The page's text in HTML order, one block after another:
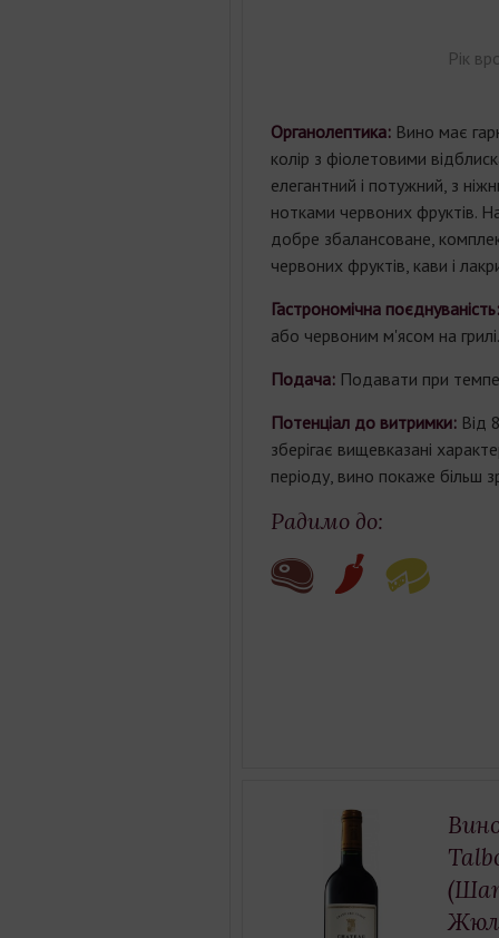
Рік
Органолептика: Вино має
колір з фіолетовими
елегантний і потужний, з
нотками червоних фруктів.
добре збалансоване,
червоних фруктів, кави і
Гастрономічна
або червоним м'ясом на грилі.
Подача:Подавати при
Потенціал до витримки:Від
зберігає вищевказані
періоду, вино покаже більш
Радимо до: